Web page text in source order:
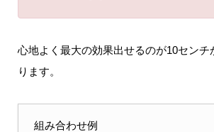
心地よく最大の効果出せるのが10センチ
ります。
組み合わせ例